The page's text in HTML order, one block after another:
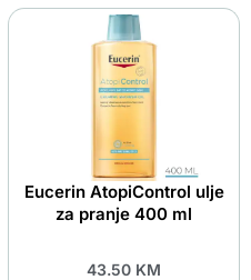
Eucerin AtopiControl ulje
za pranje 400 ml
43.50 KM